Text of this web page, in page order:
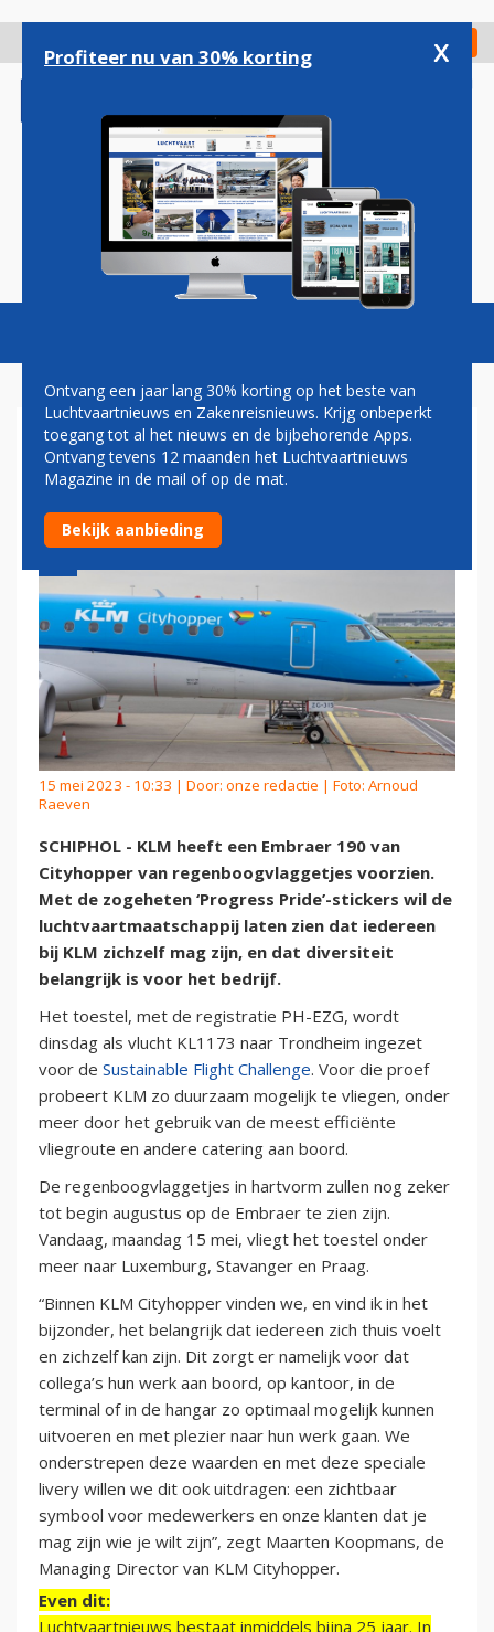
gaan
Check in
Magazine Podcasts Vacatures
KLM VOORZIET EMBRAER
VAN REGENBOOGVLAGGETJES
15 mei 2023 - 10:33 | Door: onze redactie | Foto: Arnoud
Raeven
SCHIPHOL - KLM heeft een Embraer 190 van
Cityhopper van regenboogvlaggetjes voorzien.
Met de zogeheten ‘Progress Pride’-stickers wil de
luchtvaartmaatschappij laten zien dat iedereen
bij KLM zichzelf mag zijn, en dat diversiteit
belangrijk is voor het bedrijf.
Het toestel, met de registratie PH-EZG, wordt
dinsdag als vlucht KL1173 naar Trondheim ingezet
voor de Sustainable Flight Challenge. Voor die proef
probeert KLM zo duurzaam mogelijk te vliegen, onder
meer door het gebruik van de meest efficiënte
vliegroute en andere catering aan boord.
De regenboogvlaggetjes in hartvorm zullen nog zeker
tot begin augustus op de Embraer te zien zijn.
Vandaag, maandag 15 mei, vliegt het toestel onder
meer naar Luxemburg, Stavanger en Praag.
“Binnen KLM Cityhopper vinden we, en vind ik in het
bijzonder, het belangrijk dat iedereen zich thuis voelt
en zichzelf kan zijn. Dit zorgt er namelijk voor dat
collega’s hun werk aan boord, op kantoor, in de
terminal of in de hangar zo optimaal mogelijk kunnen
uitvoeren en met plezier naar hun werk gaan. We
onderstrepen deze waarden en met deze speciale
livery willen we dit ook uitdragen: een zichtbaar
symbool voor medewerkers en onze klanten dat je
mag zijn wie je wilt zijn”, zegt Maarten Koopmans, de
Managing Director van KLM Cityhopper.
Even dit:
Luchtvaartnieuws bestaat inmiddels bijna 25 jaar. In
Profiteer nu van 30% korting x
Ontvang een jaar lang 30% korting op het beste van
Luchtvaartnieuws en Zakenreisnieuws. Krijg onbeperkt
toegang tot al het nieuws en de bijbehorende Apps.
Ontvang tevens 12 maanden het Luchtvaartnieuws
Magazine in de mail of op de mat.
Bekijk aanbieding